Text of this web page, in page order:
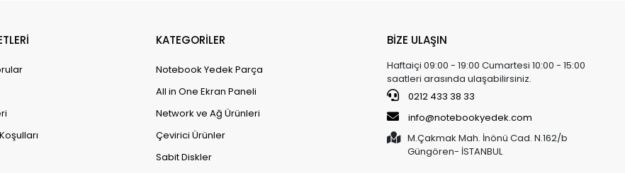
KATEGORİLER
Notebook Yedek Parça
All in One Ekran Paneli
Network ve Ağ Ürünleri
Çevirici Ürünler
Sabit Diskler
BİZE ULAŞIN
Haftaiçi 09:00 - 19:00 Cumartesi 10:00 - 15:00
saatleri arasında ulaşabilirsiniz.
0212 433 38 33
info@notebookyedek.com
M.Çakmak Mah. İnönü Cad. N.162/b
Güngören- İSTANBUL